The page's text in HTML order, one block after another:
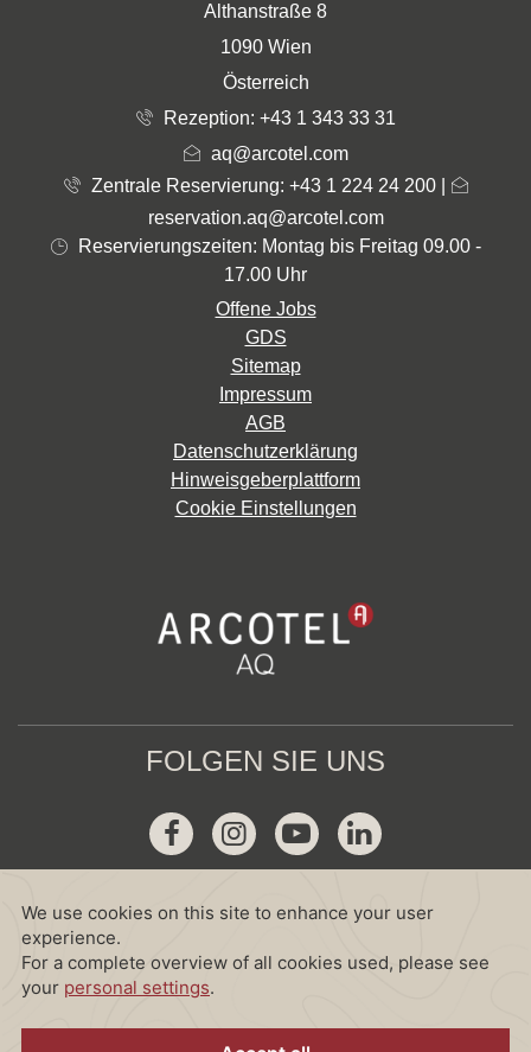
Althanstraße 8
1090 Wien
Österreich
Rezeption: +43 1 343 33 31
aq@arcotel.com
Zentrale Reservierung: +43 1 224 24 200|
reservation.aq@arcotel.com
Reservierungszeiten: Montag bis Freitag 09.00 -
17.00 Uhr
Offene Jobs
GDS
Sitemap
Impressum
AGB
Datenschutzerklärung
Hinweisgeberplattform
Cookie Einstellungen
FOLGEN SIE UNS
FacebookInstagram
YoutubeLinkedin
Amadeus : WV VIE265 Sabre : WV 605951
Galileo : WV I1415
Dhisco : WV 116265